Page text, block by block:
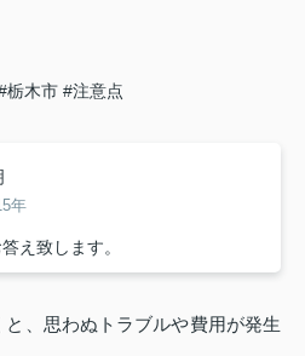
栃木市 #注意点
年
え致します。
、思わぬトラブルや費用が発生